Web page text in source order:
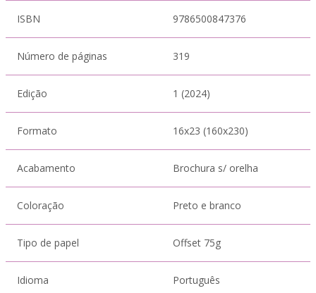
ISBN 9786500847376
Número de páginas 319
Edição 1 (2024)
Formato 16x23 (160x230)
Acabamento Brochura s/ orelha
Coloração Preto e branco
Tipo de papel Offset 75g
Idioma Português